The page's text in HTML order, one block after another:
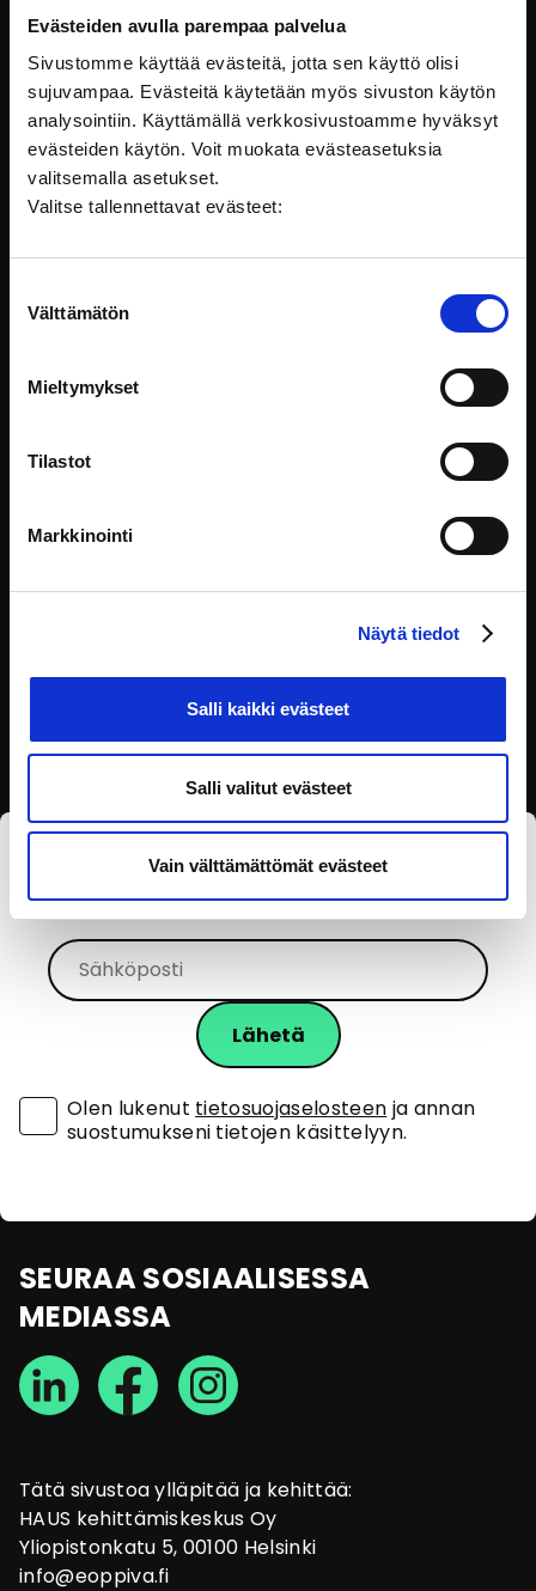
Evästeiden avulla parempaa palvelua
Sivustomme käyttää evästeitä, jotta sen käyttö olisi
sujuvampaa. Evästeitä käytetään myös sivuston käytön
analysointiin. Käyttämällä verkkosivustoamme hyväksyt
evästeiden käytön. Voit muokata evästeasetuksia
valitsemalla asetukset.
Valitse tallennettavat evästeet:
valinta
Välttämätön
Mieltymykset
Tilastot
Markkinointi
Näytä tiedot
Salli kaikki evästeet
Salli valitut evästeet
Vain välttämättömät evästeet
Nämäkin koulutukset voisivat
kiinnostaa sinua
Tilaa eOppivan uutiskirje
Olen lukenut tietosuojaselosteen ja annan
suostumukseni tietojen käsittelyyn.
SEURAA SOSIAALISESSA
MEDIASSA
Tätä sivustoa ylläpitää ja kehittää:
HAUS kehittämiskeskus Oy
Yliopistonkatu 5, 00100 Helsinki
info@eoppiva.fi